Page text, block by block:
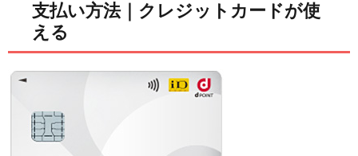
支払い方法｜クレジットカードが使
える